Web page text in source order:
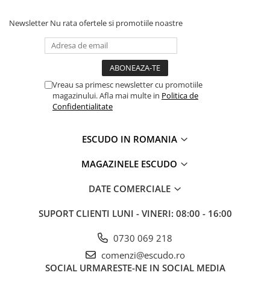
Newsletter Nu rata ofertele si promotiile noastre
Vreau sa primesc newsletter cu promotiile
magazinului. Afla mai multe in Politica de
Confidentialitate
ESCUDO IN ROMANIA
MAGAZINELE ESCUDO
DATE COMERCIALE
SUPORT CLIENTI LUNI - VINERI: 08:00 - 16:00
0730 069 218
comenzi@escudo.ro
SOCIAL URMARESTE-NE IN SOCIAL MEDIA